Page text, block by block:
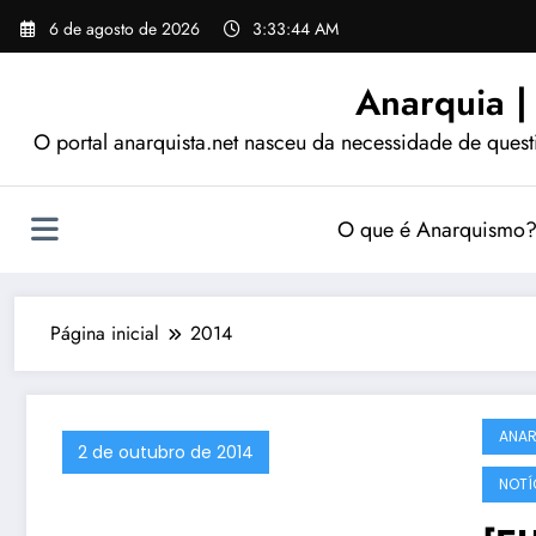
Pular
para
6 de agosto de 2026 3:33:45 AM
Anarquia
O portal anarquista.net nasceu da necessidade de
O que é Anarquismo?
Página inicial 2014
2 de outubro de 2014